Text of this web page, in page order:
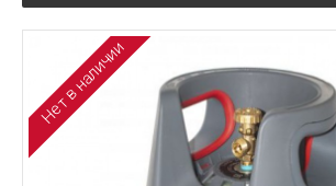
Нет в наличии